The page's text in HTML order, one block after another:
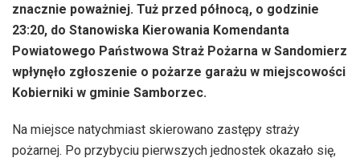
znacznie poważniej. Tuż przed północą, o godzinie
23:20, do Stanowiska Kierowania Komendanta
Powiatowego Państwowa Straż Pożarna w Sandomierz
wpłynęło zgłoszenie o pożarze garażu w miejscowości
Kobierniki w gminie Samborzec.
Na miejsce natychmiast skierowano zastępy straży
pożarnej. Po przybyciu pierwszych jednostek okazało się,